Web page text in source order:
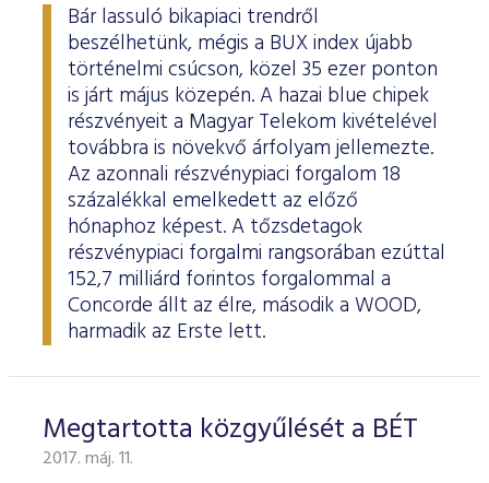
Bár lassuló bikapiaci trendről
beszélhetünk, mégis a BUX index újabb
történelmi csúcson, közel 35 ezer ponton
is járt május közepén. A hazai blue chipek
részvényeit a Magyar Telekom kivételével
továbbra is növekvő árfolyam jellemezte.
Az azonnali részvénypiaci forgalom 18
százalékkal emelkedett az előző
hónaphoz képest. A tőzsdetagok
részvénypiaci forgalmi rangsorában ezúttal
152,7 milliárd forintos forgalommal a
Concorde állt az élre, második a WOOD,
harmadik az Erste lett.
Megtartotta közgyűlését a BÉT
2017. máj. 11.